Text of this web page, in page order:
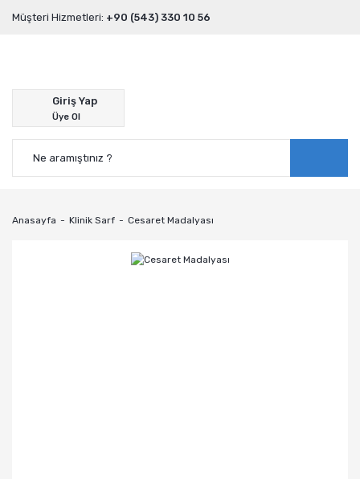
Müşteri Hizmetleri: +90 (543) 330 10 56
Giriş Yap
Üye Ol
Anasayfa Klinik Sarf Cesaret Madalyası